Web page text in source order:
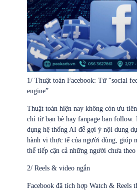
1/ Thuật toán Facebook: Từ “social
engine”
Thuật toán hiện nay không còn ưu
chỉ từ bạn bè hay fanpage bạn follow.
dụng hệ thống AI để gợi ý nội dung
hành vi thực tế của người dùng, giúp
thể tiếp cận cả những người chưa
2/ Reels & video ngắn
Facebook đã tích hợp Watch & Reels